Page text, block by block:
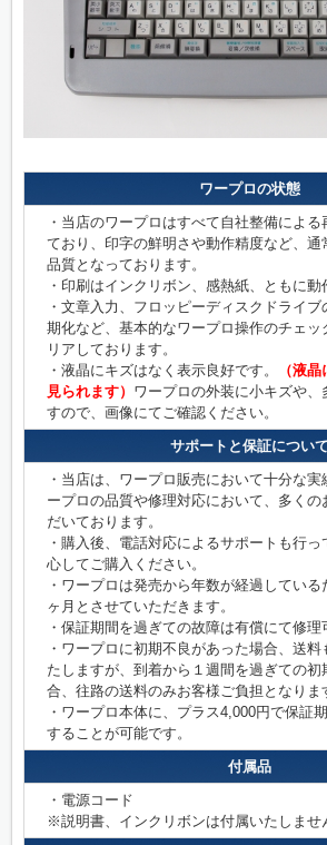
ワープロの状態
・当店のワープロはすべて自社整備によ
ており、印字の鮮明さや動作精度など、通
品質となっております。
・印刷はインクリボン、感熱紙、ともに動
・文章入力、フロッピーディスクドライ
期化など、基本的なワープロ操作のチェッ
リアしております。
・液晶にキズはなく表示良好です。
（液
見られます） ワープロの外装に小キズや、
すので、画像にてご確認ください。
サポートと保証について
・当店は、ワープロ販売において十分な
ープロの品質や修理対応において、多くの
だいております。
・購入後、電話対応によるサポートも行
心してご購入ください。
・ワープロは発売から年数が経過してい
ヶ月とさせていただきます。
・保証期間を過ぎての故障は有償にて修理
・ワープロに初期不良があった場合、送
たしますが、到着から１週間を過ぎての
合、往路の送料のみお客様ご負担となりま
・ワープロ本体に、プラス4,000円で保証
することが可能です。
付属品
・電源コード
※説明書、インクリボンは付属いたしませ